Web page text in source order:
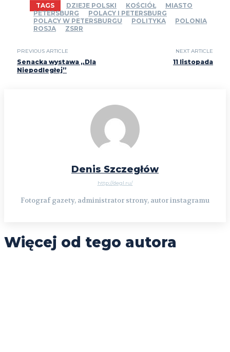
TAGS DZIEJE POLSKI KOŚCIÓŁ
MIASTO
PETERSBURG
POLACY I PETERSBURG
POLACY W PETERSBURGU
POLITYKA
POLONIA
ROSJA
ZSRR
PREVIOUS ARTICLE
Senacka wystawa „Dla
Niepodległej”
NEXT ARTICLE
11 listopada
Denis Szczegłów
http://degl.ru/
Fotograf gazety, administrator strony, autor instagramu
Więcej od tego autora